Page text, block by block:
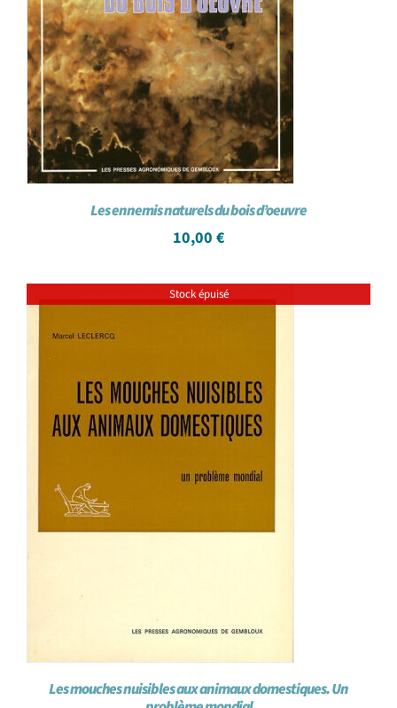
Les ennemis naturels du bois d’oeuvre
10,00 €
Stock épuisé
Les mouches nuisibles aux animaux domestiques. Un